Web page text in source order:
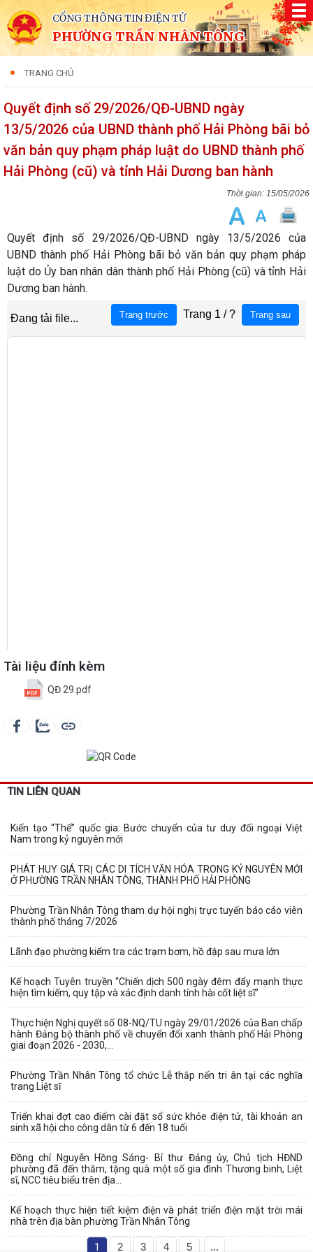
CỔNG THÔNG TIN ĐIỆN TỬ
PHƯỜNG TRẦN NHÂN TÔNG
TRANG CHỦ
Quyết định số 29/2026/QĐ-UBND ngày
13/5/2026 của UBND thành phố Hải Phòng bãi bỏ
văn bản quy phạm pháp luật do UBND thành phố
Hải Phòng (cũ) và tỉnh Hải Dương ban hành
15/05/2026
Quyết định số 29/2026/QĐ-UBND ngày 13/5/2026 của
UBND thành phố Hải Phòng bãi bỏ văn bản quy phạm pháp
luật do Ủy ban nhân dân thành phố Hải Phòng (cũ) và tỉnh Hải
Dương ban hành.
Tài liệu đính kèm
QĐ 29.pdf
TIN LIÊN QUAN
Kiến tạo “Thế” quốc gia: Bước chuyển của tư duy đối ngoại Việt
Nam trong kỷ nguyên mới
PHÁT HUY GIÁ TRỊ CÁC DI TÍCH VĂN HÓA TRONG KỶ NGUYÊN MỚI
Ở PHƯỜNG TRẦN NHÂN TÔNG, THÀNH PHỐ HẢI PHÒNG
Phường Trần Nhân Tông tham dự hội nghị trực tuyến báo cáo viên
thành phố tháng 7/2026
Lãnh đạo phường kiểm tra các trạm bơm, hồ đập sau mưa lớn
Kế hoạch Tuyên truyền “Chiến dịch 500 ngày đêm đẩy mạnh thực
hiện tìm kiếm, quy tập và xác định danh tính hài cốt liệt sĩ”
Thực hiện Nghị quyết số 08-NQ/TU ngày 29/01/2026 của Ban chấp
hành Đảng bộ thành phố về chuyển đổi xanh thành phố Hải Phòng
giai đoạn 2026 - 2030,...
Phường Trần Nhân Tông tổ chức Lễ thắp nến tri ân tại các nghĩa
trang Liệt sĩ
Triển khai đợt cao điểm cài đặt sổ sức khỏe điện tử, tài khoản an
sinh xã hội cho công dân từ 6 đến 18 tuổi
Đồng chí Nguyễn Hồng Sáng- Bí thư Đảng ủy, Chủ tịch HĐND
phường đã đến thăm, tặng quà một số gia đình Thương binh, Liệt
sĩ, NCC tiêu biểu trên địa...
Kế hoạch thực hiện tiết kiệm điện và phát triển điện mặt trời mái
nhà trên địa bàn phường Trần Nhân Tông
1 2 3 4 5 ...